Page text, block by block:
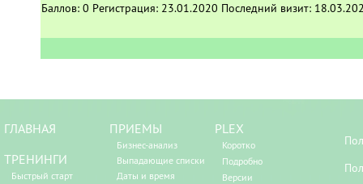
Баллов: 0 Регистрация: 23.01.2020 Последний визит:
ГЛАВНАЯ
ТРЕНИНГИ
Быстрый старт
ПРИЕМЫ
Бизнес-анализ
Выпадающие списки
Даты и время
PLEX
Коротко
Подробно
Версии